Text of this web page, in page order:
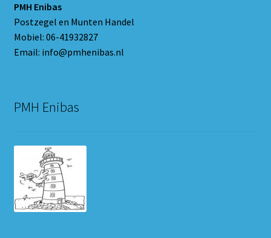
PMH Enibas
Postzegel en Munten Handel
Mobiel: 06-41932827
Email: info@pmhenibas.nl
PMH Enibas